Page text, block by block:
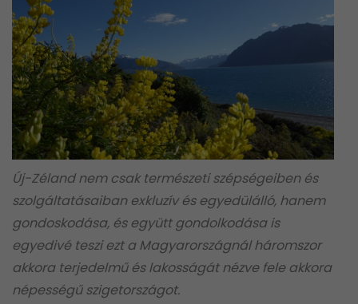
Új-Zéland nem csak természeti szépségeiben és
szolgáltatásaiban exkluzív és egyedülálló, hanem
gondoskodása, és együtt gondolkodása is
egyedivé teszi ezt a Magyarországnál háromszor
akkora terjedelmű és lakosságát nézve fele akkora
népességű szigetországot.